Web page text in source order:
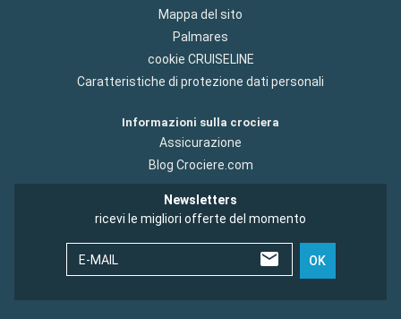
Mappa del sito
Palmares
cookie CRUISELINE
Caratteristiche di protezione dati personali
Informazioni sulla crociera
Assicurazione
Blog Crociere.com
Newsletters
ricevi le migliori offerte del momento
E-MAIL OK